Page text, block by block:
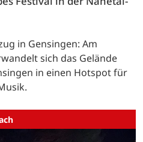
in Gensingen: Am
sich das Gelände
in einen Hotspot für